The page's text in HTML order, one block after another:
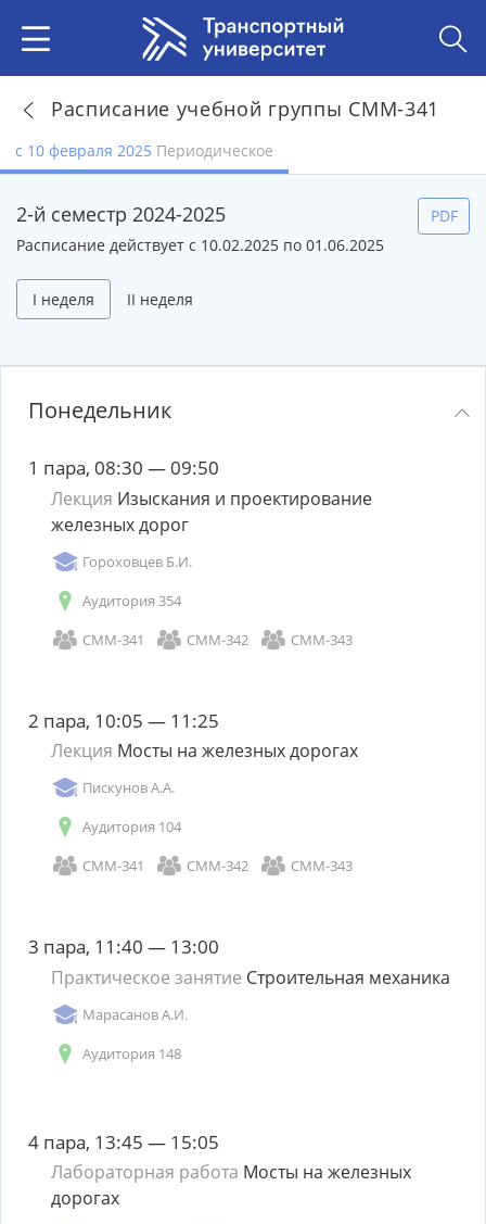
Расписание учебной группы СММ-341
с 10 февраля 2025 Периодическое
2-й семестр 2024-2025
Расписание действует с 10.02.2025 по 01.06.2025
I неделя II неделя
PDF
Понедельник
1 пара, 08:30 — 09:50
Лекция Изыскания и проектирование
железных дорог
Гороховцев Б.И.
Аудитория 354
СММ-341
СММ-342 СММ-343
2 пара, 10:05 — 11:25
Лекция Мосты на железных дорогах
Пискунов А.А.
Аудитория 104
СММ-341
СММ-342 СММ-343
3 пара, 11:40 — 13:00
Практическое занятие Строительная механика
Марасанов А.И.
Аудитория 148
4 пара, 13:45 — 15:05
Лабораторная работа Мосты на железных
дорогах